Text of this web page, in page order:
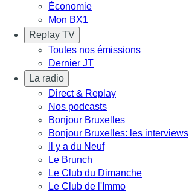
Économie
Mon BX1
Replay TV
Toutes nos émissions
Dernier JT
La radio
Direct & Replay
Nos podcasts
Bonjour Bruxelles
Bonjour Bruxelles: les interviews
Il y a du Neuf
Le Brunch
Le Club du Dimanche
Le Club de l'Immo